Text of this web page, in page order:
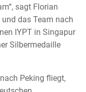
sagt Florian
das Team nach
IYPT in Singapur
Silbermedaille
Peking fliegt,